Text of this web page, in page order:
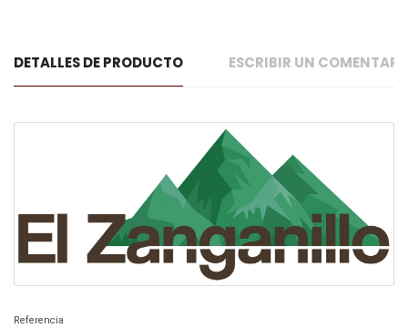
DETALLES DE PRODUCTO ESCRIBIR UN
Referencia